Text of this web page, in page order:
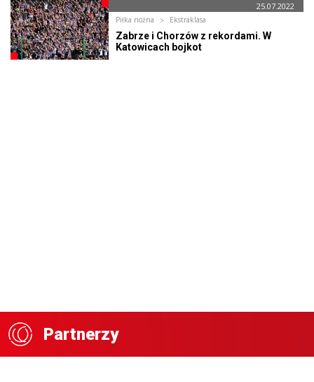
25.07.2022
Piłka nożna Ekstraklasa
Zabrze i Chorzów z rekordami. W
Katowicach bojkot
Partnerzy